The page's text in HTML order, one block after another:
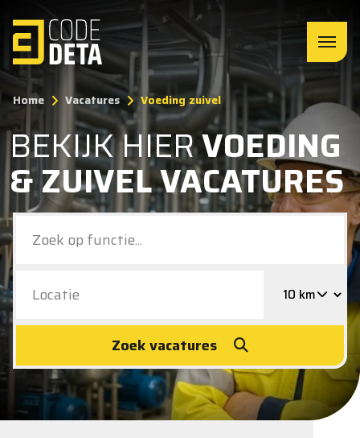
Home Vacatures Voeding zuivel
BEKIJK HIERVOEDING
& ZUIVEL VACATURES
Zoek vacatures